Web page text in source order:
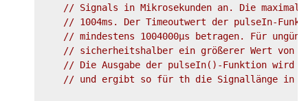
// Signals in Mikrosekunden an. Die
// 1004ms. Der Timeoutwert der pulseIn-
// mindestens 1004000µs betragen. Für
// sicherheitshalber ein größerer Wert von
// Die Ausgabe der pulseIn()-Funktion wird
// und ergibt so für th die Signallänge in